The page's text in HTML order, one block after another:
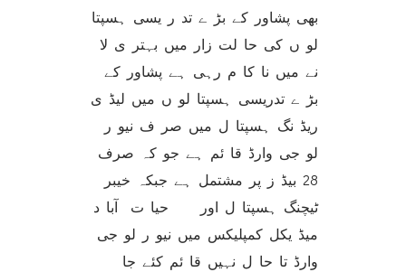
بھی پشاور کے بڑ ے تد ر یسی ہسپتا
لو ں کی حا لت زار میں بہتر ی لا
نے میں نا کا م رہی ہے پشاور کے
بڑ ے تدریسی ہسپتا لو ں میں لیڈ ی
ریڈ نگ ہسپتا ل میں صر ف نیو ر
لو جی وارڈ قا ئم ہے جو کہ صرف
28 بیڈ ز پر مشتمل ہے جبکہ خیبر
ٹیچنگ ہسپتا ل اور حیا ت آبا د
میڈ یکل کمپلیکس میں نیو ر لو جی
وارڈ تا حا ل نہیں قا ئم کئے جا